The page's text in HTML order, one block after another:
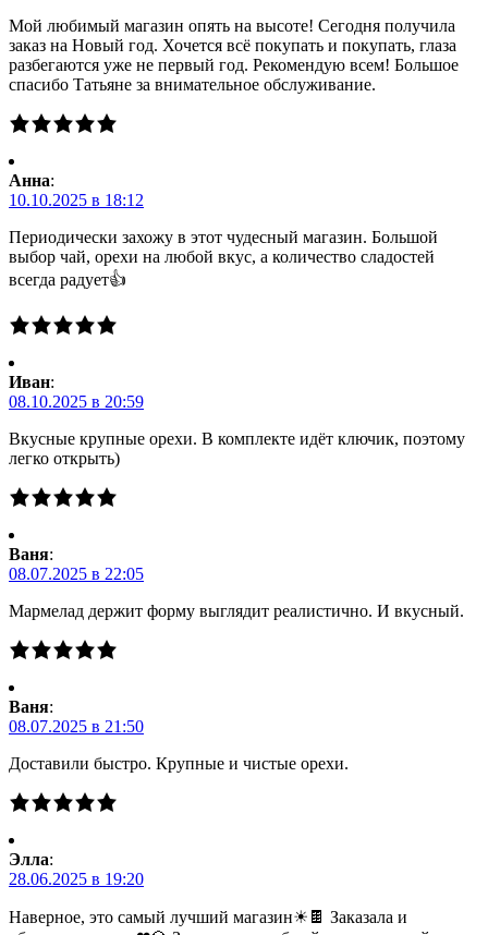
Мой любимый магазин опять на высоте! Сегодня получила
заказ на Новый год. Хочется всё покупать и покупать, глаза
разбегаются уже не первый год. Рекомендую всем! Большое
спасибо Татьяне за внимательное обслуживание.
Анна:
10.10.2025 в 18:12
Периодически захожу в этот чудесный магазин. Большой
выбор чай, орехи на любой вкус, а количество сладостей
всегда радует👍
Иван:
08.10.2025 в 20:59
Вкусные крупные орехи. В комплекте идёт ключик, поэтому
легко открыть)
Ваня:
08.07.2025 в 22:05
Мармелад держит форму выглядит реалистично. И вкусный.
Ваня:
08.07.2025 в 21:50
Доставили быстро. Крупные и чистые орехи.
Элла:
28.06.2025 в 19:20
Наверное, это самый лучший магазин☀🍫 Заказала и